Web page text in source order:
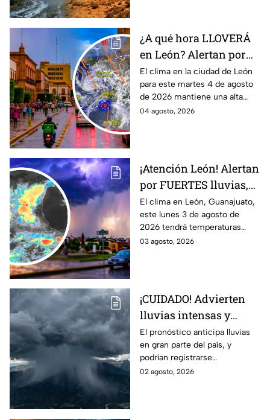
¿A qué hora LLOVERÁ
en León? Alertan por
ALTA probabilidad de
lluvia HOY martes, por
inestabilidad
atmosférica
El clima en la ciudad de León
para este martes 4 de agosto
de 2026 mantiene una alta
probabilidad de lluvia, de
04 agosto, 2026
¡Atención León! Alertan
por FUERTES lluvias,
tormentas y posible
granizo en Guanajuato
HOY lunes: HORA
EXACTA
El clima en León, Guanajuato,
este lunes 3 de agosto de
2026 tendrá temperaturas
cálidas, posibles lluvias
03 agosto, 2026
¡CUIDADO! Advierten
lluvias intensas y
fuertes rachas de
viento en México;
¿cómo afectará a
Guanajuato?
El pronóstico anticipa lluvias
en gran parte del país, y
podrían registrarse
afectaciones por las
02 agosto, 2026